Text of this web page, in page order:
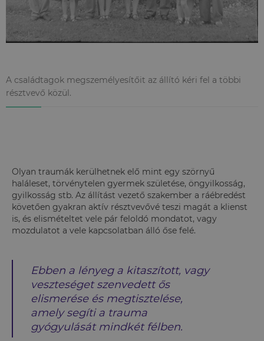
A családtagok megszemélyesítőit az állító kéri fel a többi
résztvevő közül.
Olyan traumák kerülhetnek elő mint egy szörnyű
haláleset, törvénytelen gyermek születése, öngyilkosság,
gyilkosság stb. Az állítást vezető szakember a ráébredést
követően gyakran aktív résztvevővé teszi magát a klienst
is, és elismételtet vele pár feloldó mondatot, vagy
mozdulatot a vele kapcsolatban álló őse felé.
Ebben a lényeg a kitaszított, vagy
veszteséget szenvedett ős
elismerése és megtisztelése,
amely segíti a trauma
gyógyulását mindkét félben.